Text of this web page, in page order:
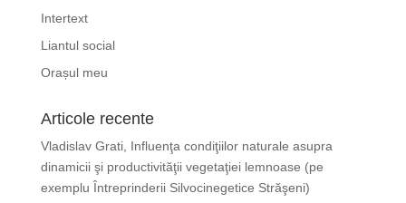
Intertext
Liantul social
Orașul meu
Articole recente
Vladislav Grati, Influenţa condiţiilor naturale asupra
dinamicii şi productivităţii vegetaţiei lemnoase (pe
exemplu Întreprinderii Silvocinegetice Străşeni)